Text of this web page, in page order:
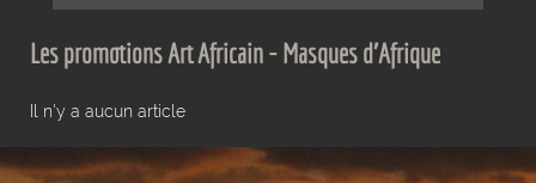
Les promotions Art Africain - Masques d'Afrique
Il n'y a aucun article